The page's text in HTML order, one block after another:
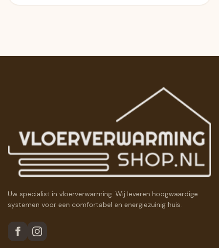
Uw specialist in vloerverwarming. Wij leveren hoogwaardige
systemen voor een comfortabel en energiezuinig huis.